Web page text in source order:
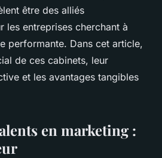
être des alliés
les entreprises cherchant à
performante. Dans cet article,
de ces cabinets, leur
et les avantages tangibles
en marketing :